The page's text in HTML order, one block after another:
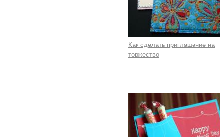
Как сделать приглашение на
торжество